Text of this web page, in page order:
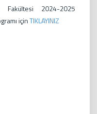
Fakültesi 2024-2025
içinTIKLAYINIZ